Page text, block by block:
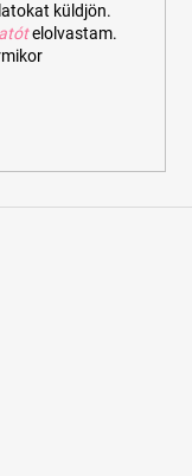
küldjön.
elolvastam.